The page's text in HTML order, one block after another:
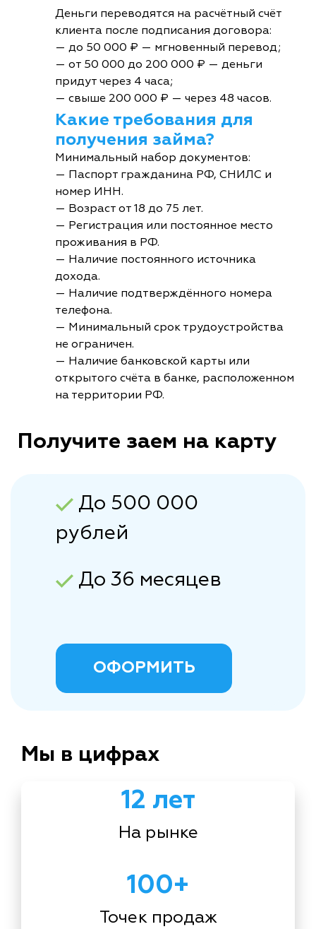
Деньги переводятся на расчётный счёт
клиента после подписания договора:
— до 50 000 ₽ — мгновенный перевод;
— от 50 000 до 200 000 ₽ — деньги
придут через 4 часа;
— свыше 200 000 ₽ — через 48 часов.
Какие требования для
получения займа?
Минимальный набор документов:
— Паспорт гражданина РФ, СНИЛС и
номер ИНН.
— Возраст от 18 до 75 лет.
— Регистрация или постоянное место
проживания в РФ.
— Наличие постоянного источника
дохода.
— Наличие подтверждённого номера
телефона.
— Минимальный срок трудоустройства
не ограничен.
— Наличие банковской карты или
открытого счёта в банке, расположенном
на территории РФ.
Получите заем на карту
До 500 000
рублей
До 36 месяцев
ОФОРМИТЬ
Мы в цифрах
12 лет
На рынке
100+
Точек продаж